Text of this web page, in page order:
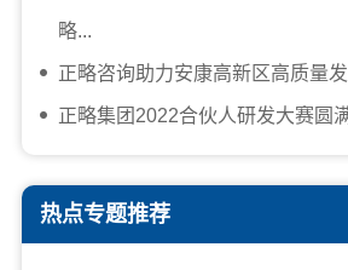
略...
正略咨询助力安康高新区高质量
正略集团2022合伙人研发大赛圆
热点专题推荐